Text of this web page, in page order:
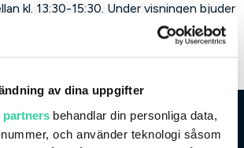
av dina uppgifter
partnersbehandlar din personliga data,
och använder teknologi såsom
kl. 13:30-15:30. Under visningen bjuder
frågor kring bilen som alla snackar om.
en vän!
här och se till att anmäla dig!